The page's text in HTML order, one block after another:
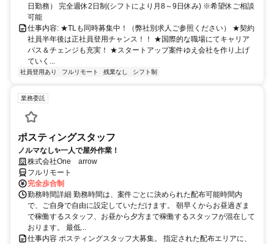
日勤務） 完全週休2日制(シフトにより月8～9日休み) ※希望休ご相談
可能
仕事内容: ★TLも同時募集中！（弊社別求人ご参照ください） ★契約
社員半年後は正社員登用チャンス！！ ★国際的な職場にてキャリア
パス＆チェンジも充実！ ★スタートアップ案件ゆえ会社を作り上げ
ていく...
社員登用あり フルリモート 残業なし シフト制
業務委託
ポスティングスタッフ
ノルマなし✨一人で屋外作業！
株式会社One arrow
フルリモート
完全歩合制
勤務時間詳細 勤務時間は、案件ごとに決められた配布可能時間内
で、ご自身で自由に設定していただけます。 朝早くからお昼過ぎま
で稼働するスタッフ、お昼から夕方まで稼働するスタッフが混在して
おります。 最低...
仕事内容 ポスティングスタッフ大募集。 指定された配布エリアに、